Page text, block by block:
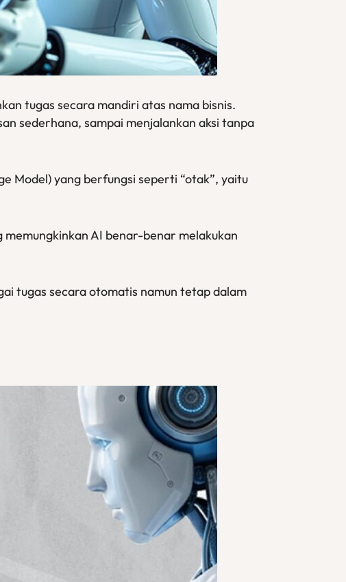
tugas secara mandiri atas nama bisnis.
sederhana, sampai menjalankan aksi tanpa
Model) yang berfungsi seperti “otak”, yaitu
AI benar-benar melakukan
tugas secara otomatis namun tetap dalam